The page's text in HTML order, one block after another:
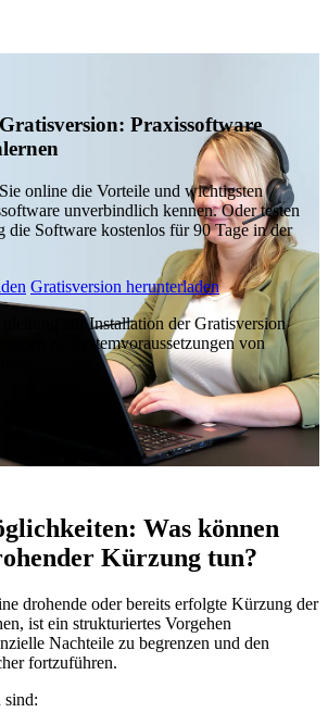
Praxissoftware
online die Vorteile und wichtigsten
unverbindlich kennen. Oder testen
die Software kostenlos für 90 Tage in der
Gratisversion herunterladen
zur Installation der Gratisversion
zu Systemvoraussetzungen von
Was können
Kürzung tun?
drohende oder bereits erfolgte Kürzung der
ist ein strukturiertes Vorgehen
Nachteile zu begrenzen und den
fortzuführen.
sind: